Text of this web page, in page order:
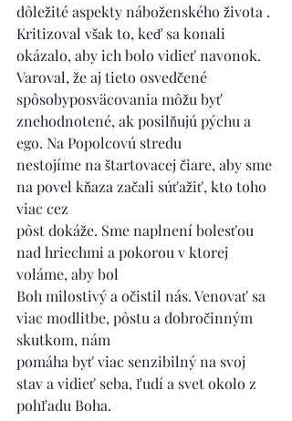
dôležité aspekty náboženského života .
Kritizoval však to, keď sa konali
okázalo, aby ich bolo vidieť navonok.
Varoval, že aj tieto osvedčené
spôsobyposväcovania môžu byť
znehodnotené, ak posilňujú pýchu a
ego. Na Popolcovú stredu
nestojíme na štartovacej čiare, aby sme
na povel kňaza začali súťažiť, kto toho
viac cez
pôst dokáže. Sme naplnení bolesťou
nad hriechmi a pokorou v ktorej
voláme, aby bol
Boh milostivý a očistil nás. Venovať sa
viac modlitbe, pôstu a dobročinným
skutkom, nám
pomáha byť viac senzibilný na svoj
stav a vidieť seba, ľudí a svet okolo z
pohľadu Boha.